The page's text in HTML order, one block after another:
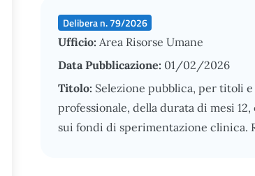
Delibera n. 79/2026
Ufficio: Area Risorse Umane
Data Pubblicazione: 01/02/2026
Titolo: Selezione pubblica, per titoli
professionale, della durata di mesi
sui fondi di sperimentazione clinica.